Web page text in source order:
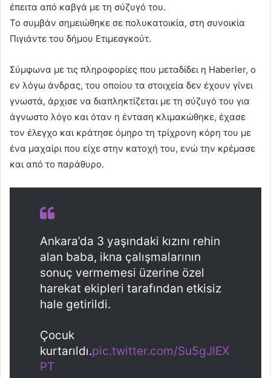
έπειτα από καβγά με τη σύζυγό του.
Το συμβάν σημειώθηκε σε πολυκατοικία, στη συνοικία
Πιγιάντε του δήμου Ετιμεσγκούτ.
Σύμφωνα με τις πληροφορίες που μεταδίδει η Haberler, o
εν λόγω άνδρας, του οποίου τα στοιχεία δεν έχουν γίνει
γνωστά, άρχισε να διαπληκτίζεται με τη σύζυγό του για
άγνωστο λόγο και όταν η ένταση κλιμακώθηκε, έχασε
τον έλεγχο και κράτησε όμηρο τη τρίχρονη κόρη του με
ένα μαχαίρι που είχε στην κατοχή του, ενώ την κρέμασε
και από το παράθυρο.
Ankara’da 3 yaşındaki kızını rehin
alan baba, ikna çalışmalarının
sonuç vermemesi üzerine özel
harekat ekipleri tarafından etkisiz
hale getirildi.
Çocuk
kurtarıldı.pic.twitter.com/Su5gJIEX
PT